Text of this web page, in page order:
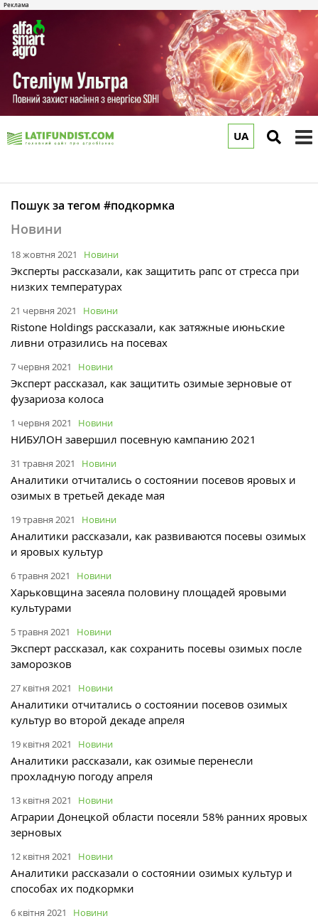
UA
Пошук за тегом #подкормка
Новини
18 жовтня 2021 Новини
Эксперты рассказали, как защитить рапс от стресса при
низких температурах
21 червня 2021 Новини
Ristone Holdings рассказали, как затяжные июньские
ливни отразились на посевах
7 червня 2021 Новини
Эксперт рассказал, как защитить озимые зерновые от
фузариоза колоса
1 червня 2021 Новини
НИБУЛОН завершил посевную кампанию 2021
31 травня 2021 Новини
Аналитики отчитались о состоянии посевов яровых и
озимых в третьей декаде мая
19 травня 2021 Новини
Аналитики рассказали, как развиваются посевы озимых
и яровых культур
6 травня 2021 Новини
Харьковщина засеяла половину площадей яровыми
культурами
5 травня 2021 Новини
Эксперт рассказал, как сохранить посевы озимых после
заморозков
27 квітня 2021 Новини
Аналитики отчитались о состоянии посевов озимых
культур во второй декаде апреля
19 квітня 2021 Новини
Аналитики рассказали, как озимые перенесли
прохладную погоду апреля
13 квітня 2021 Новини
Аграрии Донецкой области посеяли 58% ранних яровых
зерновых
12 квітня 2021 Новини
Аналитики рассказали о состоянии озимых культур и
способах их подкормки
6 квітня 2021 Новини